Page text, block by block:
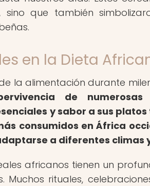
que también
en la Dieta
la alimentación durante
de numerosas
y sabor a sus
consumidos en África
a diferentes climas
africanos tienen un
rituales,